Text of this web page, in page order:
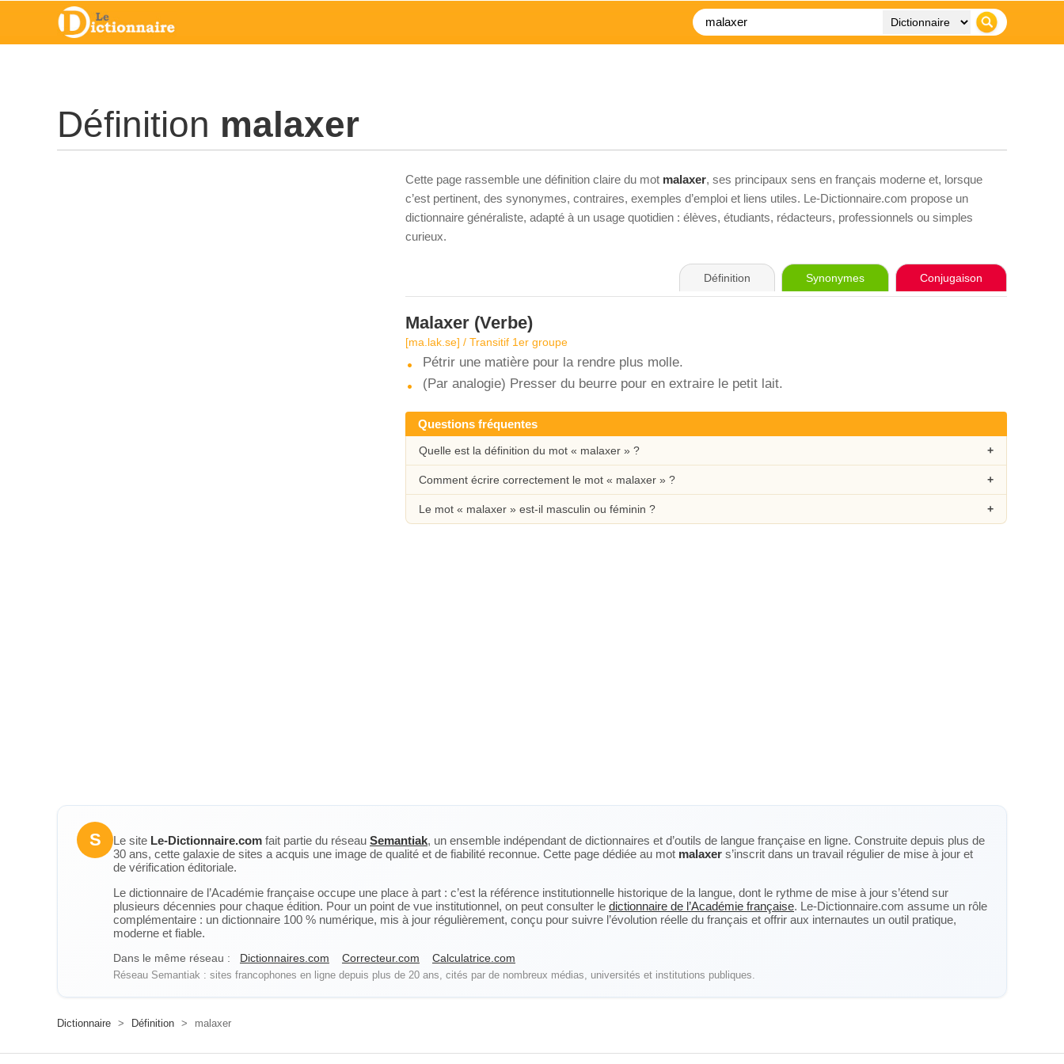
Définition malaxer
Cette page rassemble une définition claire du mot malaxer, ses principaux sens en français moderne et, lorsque
c’est pertinent, des synonymes, contraires, exemples d’emploi et liens utiles. Le-Dictionnaire.com propose un
dictionnaire généraliste, adapté à un usage quotidien : élèves, étudiants, rédacteurs, professionnels ou simples
curieux.
Définition Synonymes Conjugaison
Malaxer (Verbe)
[ma.lak.se] / Transitif 1er groupe
Pétrir une matière pour la rendre plus molle.
(Par analogie) Presser du beurre pour en extraire le petit lait.
Questions fréquentes
Quelle est la définition du mot « malaxer » ?
Comment écrire correctement le mot « malaxer » ?
Le mot « malaxer » est-il masculin ou féminin ?
S Le site Le-Dictionnaire.com fait partie du réseau Semantiak, un ensemble indépendant de dictionnaires et d’outils de langue française en ligne. Construite depuis plus de
30 ans, cette galaxie de sites a acquis une image de qualité et de fiabilité reconnue. Cette page dédiée au mot malaxer s’inscrit dans un travail régulier de mise à jour et
de vérification éditoriale.
Le dictionnaire de l’Académie française occupe une place à part : c’est la référence institutionnelle historique de la langue, dont le rythme de mise à jour s’étend sur
plusieurs décennies pour chaque édition. Pour un point de vue institutionnel, on peut consulter le dictionnaire de l’Académie française. Le-Dictionnaire.com assume un rôle
complémentaire : un dictionnaire 100 % numérique, mis à jour régulièrement, conçu pour suivre l’évolution réelle du français et offrir aux internautes un outil pratique,
moderne et fiable.
Dans le même réseau : Dictionnaires.com Correcteur.com Calculatrice.com
Réseau Semantiak : sites francophones en ligne depuis plus de 20 ans, cités par de nombreux médias, universités et institutions publiques.
Dictionnaire > Définition > malaxer